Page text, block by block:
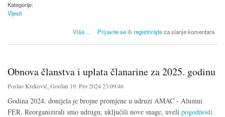
Kategorije:
Vijesti
Više
o Podsjetnik za obnovu članstva i uplatu članarine za 2025.
... Prijavite seiliregistrirajteza slanje komentara
Obnova članstva i uplata članarine za 2025. godinu
PoslaoKreković_Gordan 19. Pro 2024 23:09:46
Godina 2024. donijela je brojne promjene u udruzi AMAC - Alumni
FER. Reorganizirali smo udrugu, uključili nove snage, uveli pogodnosti